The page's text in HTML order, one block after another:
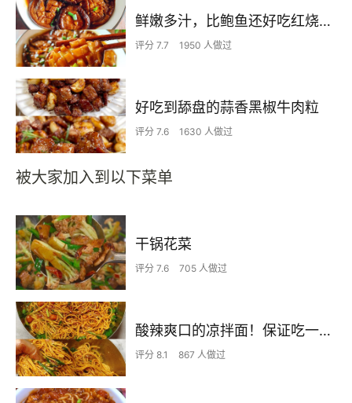
鲜嫩多汁，比鲍鱼还好吃红烧香菇
评分 7.7 1950 人做过
好吃到舔盘的蒜香黑椒牛肉粒
评分 7.6 1630 人做过
被大家加入到以下菜单
干锅花菜
评分 7.6 705 人做过
酸辣爽口的凉拌面！保证吃一次就上瘾
评分 8.1 867 人做过